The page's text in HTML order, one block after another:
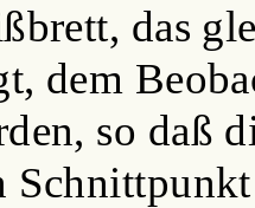
das
dem
so daß